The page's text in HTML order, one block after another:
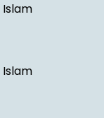
Islam
Islam